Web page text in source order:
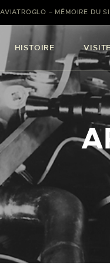
AVIATROGLO – MÉMOIRE DU
HISTOIRE